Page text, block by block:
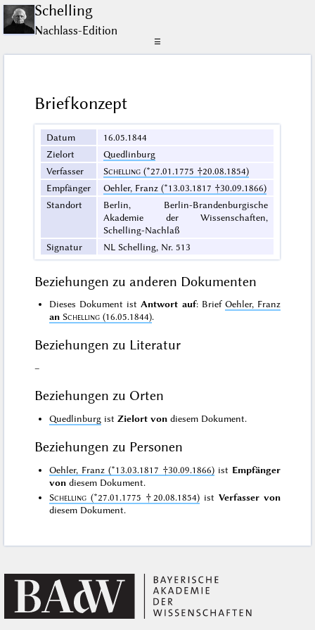
Schelling
Nachlass-Edition
☰
Briefkonzept
Datum
16.05.1844
Zielort
Quedlinburg
Verfasser
Schelling (*27.01.1775 †20.08.1854)
Empfänger
Oehler, Franz (*13.03.1817 †30.09.1866)
Standort
Berlin, Berlin-Brandenburgische
Akademie der Wissenschaften,
Schelling-Nachlaß
Signatur
NL Schelling, Nr. 513
Beziehungen zu anderen Dokumenten
Dieses Dokument istAntwort auf: Brief Oehler, Franz
an Schelling (16.05.1844).
Beziehungen zu Literatur
–
Beziehungen zu Orten
Quedlinburg istZielort von diesem Dokument.
Beziehungen zu Personen
Oehler, Franz (*13.03.1817 †30.09.1866) ist Empfänger
von diesem Dokument.
Schelling (*27.01.1775 †20.08.1854)ist Verfasser von
diesem Dokument.